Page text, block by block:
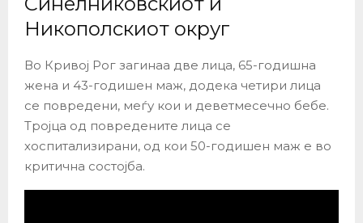
Никополскиот округ
Во Кривој Рог загинаа две лица, 65-годишна
жена и 43-годишен маж, додека четири лица
се повредени, меѓу кои и деветмесечно бебе.
Тројца од повредените лица се
хоспитализирани, од кои 50-годишен маж е во
критична состојба.